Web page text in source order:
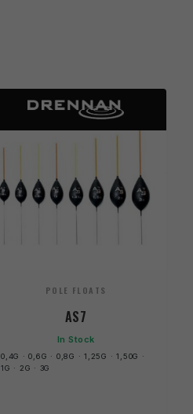
POLE FLOATS
AS7
In Stock
0,4G · 0,6G · 0,8G · 1,25G · 1,50G ·
1G · 2G · 3G